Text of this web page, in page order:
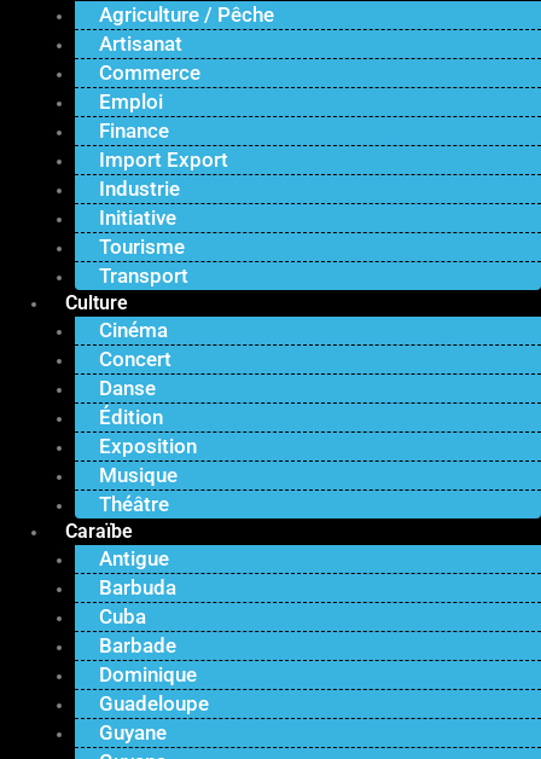
Agriculture / Pêche
Artisanat
Commerce
Emploi
Finance
Import Export
Industrie
Initiative
Tourisme
Transport
Culture
Cinéma
Concert
Danse
Édition
Exposition
Musique
Théâtre
Caraïbe
Antigue
Barbuda
Cuba
Barbade
Dominique
Guadeloupe
Guyane